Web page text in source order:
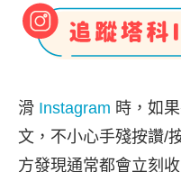
滑 Instagram 時，如
文，不小心手殘按讚/
方發現通常都會立刻